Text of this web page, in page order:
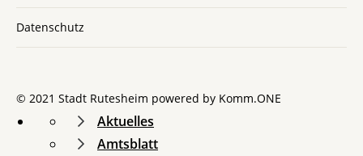
Datenschutz
© 2021 Stadt Rutesheim powered by Komm.ONE
Aktuelles
Amtsblatt